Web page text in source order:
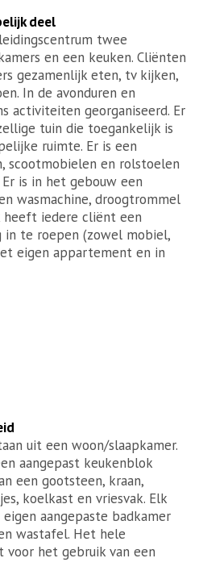
deel
twee
en een keuken. Cliënten
gezamenlijk eten, tv kijken,
In de avonduren en
activiteiten georganiseerd. Er
tuin die toegankelijk is
ruimte. Er is een
scootmobielen en rolstoelen
is in het gebouw een
wasmachine, droogtrommel
iedere cliënt een
in te roepen (zowel mobiel,
eigen appartement en in
uit een woon/slaapkamer.
aangepast keukenblok
een gootsteen, kraan,
koelkast en vriesvak. Elk
aangepaste badkamer
wastafel. Het hele
het gebruik van een